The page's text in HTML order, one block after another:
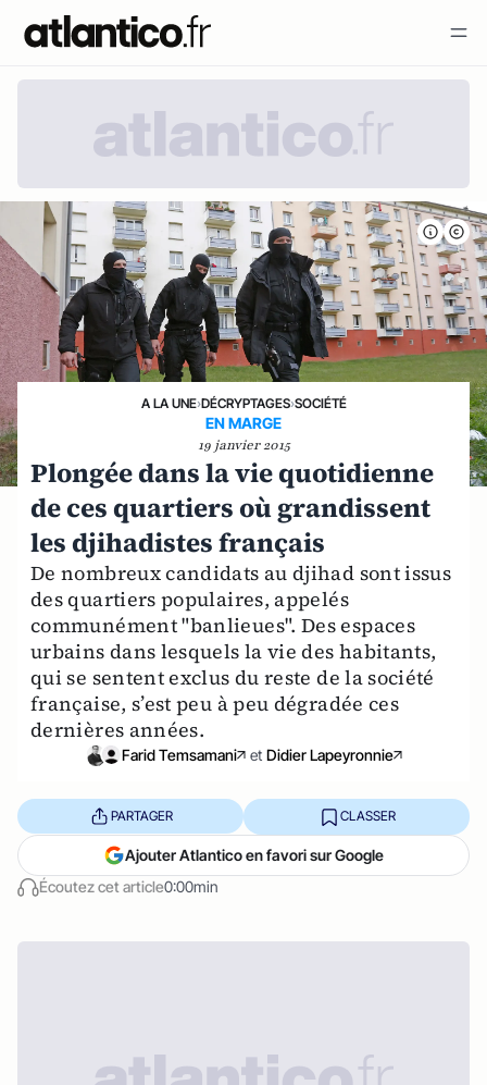
A LA UNE›DÉCRYPTAGES›SOCIÉTÉ
EN MARGE
19 janvier 2015
Plongée dans la vie quotidienne
de ces quartiers où grandissent
les djihadistes français
De nombreux candidats au djihad sont issus
des quartiers populaires, appelés
communément "banlieues". Des espaces
urbains dans lesquels la vie des habitants,
qui se sentent exclus du reste de la société
française, s’est peu à peu dégradée ces
dernières années.
Farid Temsamani et Didier Lapeyronnie
Écoutez cet article0:00min
PARTAGER CLASSER
Ajouter Atlantico en favori sur Google